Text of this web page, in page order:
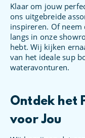
Klaar om jouw
ons uitgebreide
inspireren. Of
langs in onze
hebt. Wij kijken
van het ideale sup
wateravonturen.
Ontdek het
voor Jou